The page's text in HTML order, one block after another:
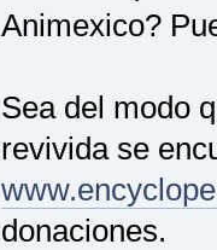
Animexico?
Sea del modo
revivida se
donaciones.